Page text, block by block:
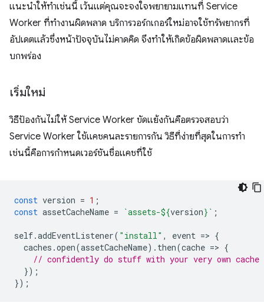
แนะนําให้ทําเช่นนี้ เว้นแต่คุณจะจงใจพยายามแทนที่ Service
Worker ที่ทำงานผิดพลาด บริการวอร์กเกอร์ใหม่อาจใช้ทรัพยากรที่
อัปเดตแล้วซึ่งหน้าปัจจุบันไม่คาดคิด จึงทำให้เกิดข้อผิดพลาดและข้อ
บกพร่อง
เริ่มใหม่
วิธีป้องกันไม่ให้ Service Worker ขัดแย้งกันคือตรวจสอบว่า
Service Worker ใช้แคชคนละรายการกัน วิธีที่ง่ายที่สุดในการทํา
เช่นนี้คือการกําหนดเวอร์ชันชื่อแคชที่ใช้
const version = 1 ;
const assetCacheName = `assets-${version} ` ;
self.addEventListener( "install" , event => {
caches .open(assetCacheName). then(cache => {
// confidently do stuff with your very own cache
});
});